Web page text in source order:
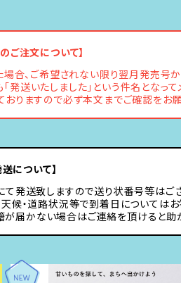
ご注文について】
合、ご希望されない限り翌月発売号か
送いたしました」という件名となって
りますので必ず本文までご確認をお願
について】
発送致しますので送り状番号等はござ
候・道路状況等で到着日についてはお
届かない場合はご連絡を頂けると助